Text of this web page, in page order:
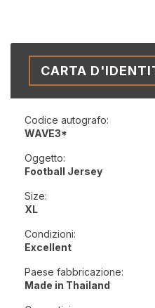
CARTA
Codice autografo:
WAVE3*
Oggetto:
Football Jersey
Size:
XL
Condizioni:
Excellent
Paese fabbricazione:
Made in Thailand